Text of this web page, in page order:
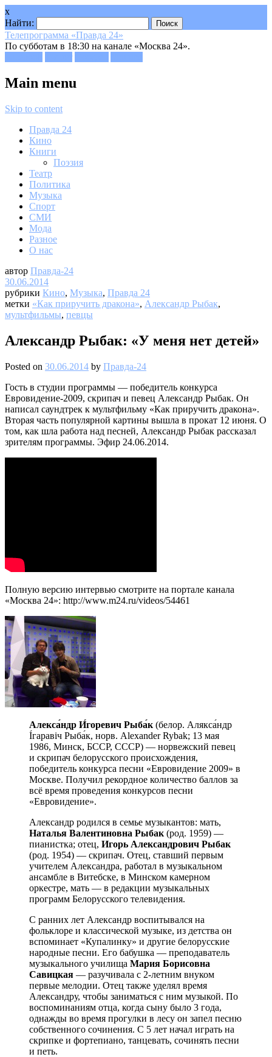
x
Найти:
Телепрограмма «Правда 24»
По субботам в 18:30 на канале «Москва 24».
Main menu
Skip to content
Правда 24
Кино
Книги
Поэзия
Театр
Политика
Музыка
Спорт
СМИ
Мода
Разное
О нас
автор Правда-24
30.06.2014
рубрики Кино, Музыка, Правда 24
метки «Как приручить дракона», Александр Рыбак,
мультфильмы, певцы
Александр Рыбак: «У меня нет детей»
Posted on 30.06.2014 by Правда-24
Гость в студии программы — победитель конкурса
Евровидение-2009, скрипач и певец Александр Рыбак. Он
написал саундтрек к мультфильму «Как приручить дракона».
Вторая часть популярной картины вышла в прокат 12 июня. О
том, как шла работа над песней, Александр Рыбак рассказал
зрителям программы. Эфир 24.06.2014.
Полную версию интервью смотрите на портале канала
«Москва 24»: http://www.m24.ru/videos/54461
Алекса́ндр И́горевич Рыба́к (белор. Алякса́ндр
І́гаравіч Рыба́к, норв. Alexander Rybak; 13 мая
1986, Минск, БССР, СССР) — норвежский певец
и скрипач белорусского происхождения,
победитель конкурса песни «Евровидение 2009» в
Москве. Получил рекордное количество баллов за
всё время проведения конкурсов песни
«Евровидение».
Александр родился в семье музыкантов: мать,
Наталья Валентиновна Рыбак (род. 1959) —
пианистка; отец, Игорь Александрович Рыбак
(род. 1954) — скрипач. Отец, ставший первым
учителем Александра, работал в музыкальном
ансамбле в Витебске, в Минском камерном
оркестре, мать — в редакции музыкальных
программ Белорусского телевидения.
С ранних лет Александр воспитывался на
фольклоре и классической музыке, из детства он
вспоминает «Купалинку» и другие белорусские
народные песни. Его бабушка — преподаватель
музыкального училища Мария Борисовна
Савицкая — разучивала с 2-летним внуком
первые мелодии. Отец также уделял время
Александру, чтобы заниматься с ним музыкой. По
воспоминаниям отца, когда сыну было 3 года,
однажды во время прогулки в лесу он запел песню
собственного сочинения. С 5 лет начал играть на
скрипке и фортепиано, танцевать, сочинять песни
и петь.